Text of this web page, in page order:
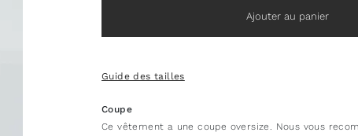
Ajouter au panier
Guide des tailles
Coupe
Ce vêtement a une coupe oversize. Nous vous